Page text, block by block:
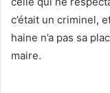
c’était un criminel,
haine n’a pas sa
maire.